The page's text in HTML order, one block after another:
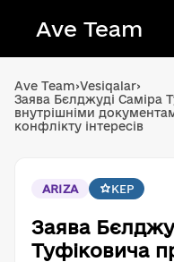
Ave Team
Ave Team›Vesiqalar›
Заява Бєлджуді Саміра
внутрішніми
конфлікту інтересів
ARIZA KEP
Заява
Туфіковича